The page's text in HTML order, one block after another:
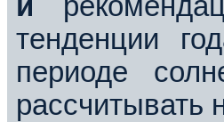
тенденции
периоде
рассчитывать